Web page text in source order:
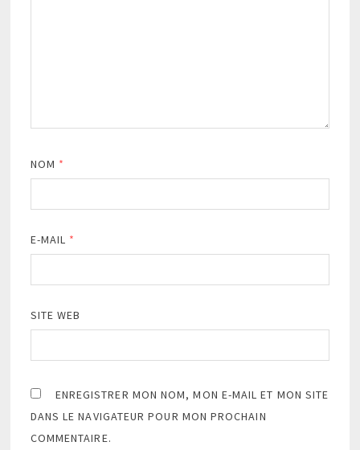
NOM *
E-MAIL *
SITE WEB
ENREGISTRER MON NOM, MON E-MAIL ET MON SITE
DANS LE NAVIGATEUR POUR MON PROCHAIN
COMMENTAIRE.